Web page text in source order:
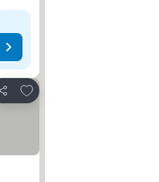
Teilen
Zu Favoriten hinzufügen